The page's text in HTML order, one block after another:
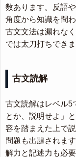
数あります。反語
角度から知識を問わ
古文文法は漏れな
では太刀打ちできま
古文読解
古文読解はレベル5
とか、説明せよ」
容を踏まえた上で
問題も出題されま
解力と記述力も必要